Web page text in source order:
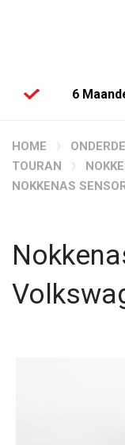
6
HOME
TOURAN
NOKKENAS